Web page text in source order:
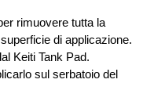
rimuovere tutta la
di applicazione.
Keiti Tank Pad.
sul serbatoio del